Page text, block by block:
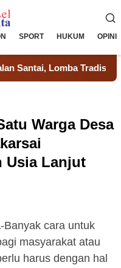
SPORT HUKUM OPINI
Tradisional dan Aksi
Warga Desa
Usia Lanjut
-Banyak cara untuk
masyarakat atau
harus dengan hal